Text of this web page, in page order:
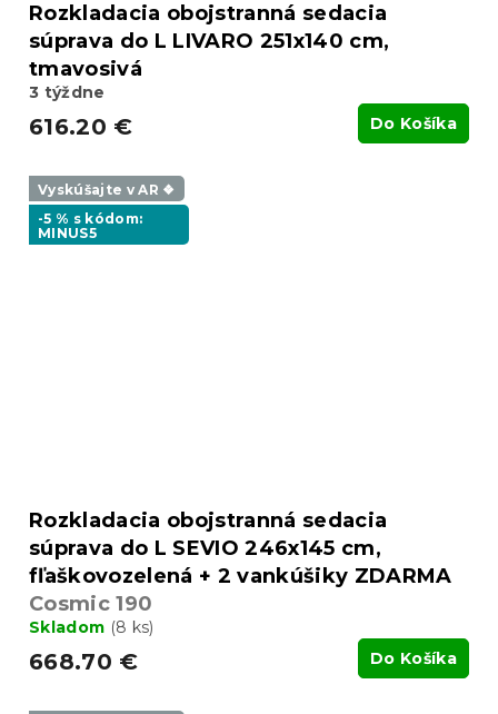
Rozkladacia obojstranná sedacia
súprava do L LIVARO 251x140 cm,
tmavosivá
3 týždne
616.20 € Do Košíka
Vyskúšajte v AR ❖
-5 % s kódom:
MINUS5
Rozkladacia obojstranná sedacia
súprava do L SEVIO 246x145 cm,
fľaškovozelená + 2 vankúšiky ZDARMA
Cosmic 190
Skladom (8 ks)
668.70 € Do Košíka